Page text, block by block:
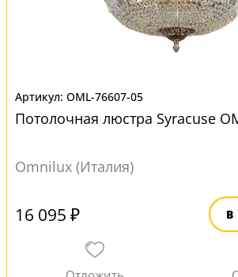
OML-76607-05
Потолочная люстра Syracuse
Omnilux (Италия)
16 095 ₽ В